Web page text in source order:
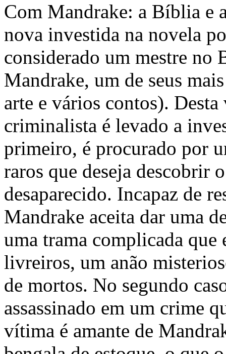
Com Mandrake: a Bíblia e
nova investida na novela
considerado um mestre no
Mandrake, um de seus
arte e vários contos).
criminalista é levado a
primeiro, é procurado por
raros que deseja descobrir
desaparecido. Incapaz de
Mandrake aceita dar uma
uma trama complicada
livreiros, um anão
de mortos. No segundo
assassinado em um crime
vítima é amante de